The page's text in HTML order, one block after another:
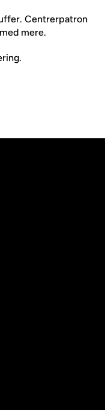
Centrerpatron
mere.